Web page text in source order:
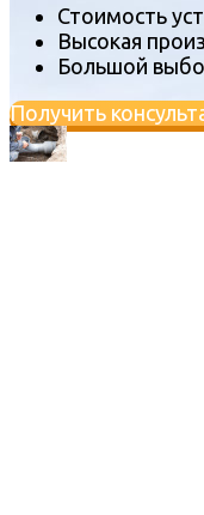
Стоимость
Высокая
Большой
Получить